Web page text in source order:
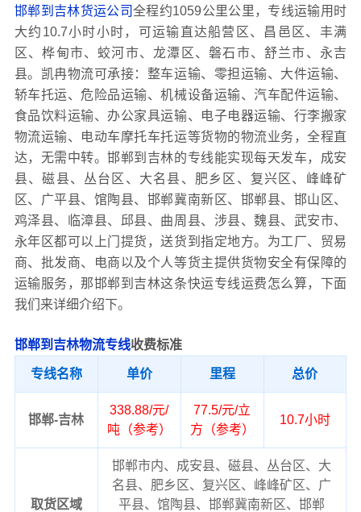
邯郸到吉林货运公司全程约1059公里公里，专线运输用时
大约10.7小时小时，可运输直达船营区、昌邑区、丰满
区、桦甸市、蛟河市、龙潭区、磐石市、舒兰市、永吉
县。凯冉物流可承接：整车运输、零担运输、大件运输、
轿车托运、危险品运输、机械设备运输、汽车配件运输、
食品饮料运输、办公家具运输、电子电器运输、行李搬家
物流运输、电动车摩托车托运等货物的物流业务，全程直
达，无需中转。邯郸到吉林的专线能实现每天发车，成安
县、磁县、丛台区、大名县、肥乡区、复兴区、峰峰矿
区、广平县、馆陶县、邯郸冀南新区、邯郸县、邯山区、
鸡泽县、临漳县、邱县、曲周县、涉县、魏县、武安市、
永年区都可以上门提货，送货到指定地方。为工厂、贸易
商、批发商、电商以及个人等货主提供货物安全有保障的
运输服务，那邯郸到吉林这条快运专线运费怎么算，下面
我们来详细介绍下。
邯郸到吉林物流专线收费标准
专线名称 单价 里程 总价
邯郸-吉林
338.88/元/
吨（参考）
77.5/元/立
方（参考）
10.7小时
取货区域
邯郸市内、成安县、磁县、丛台区、大
名县、肥乡区、复兴区、峰峰矿区、广
平县、馆陶县、邯郸冀南新区、邯郸